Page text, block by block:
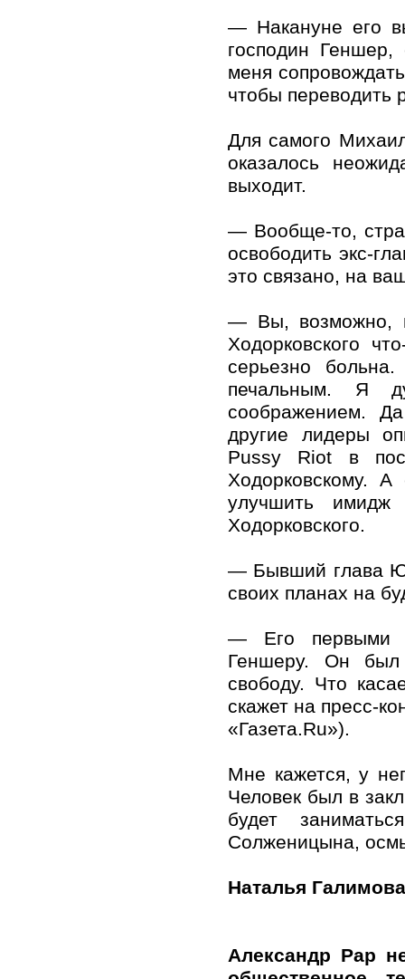
— Накануне его
господин Геншер,
меня
чтобы переводить
Для самого
оказалось
выходит.
— Вообще-то,
освободить экс-
это связано, на
— Вы, возможно,
Ходорковского
серьезно
печальным. Я
соображением.
другие лидеры
Pussy Riot в
Ходорковскому.
улучшить
Ходорковского.
— Бывший глава
своих планах на
— Его первыми
Геншеру. Он был
свободу. Что
скажет на пресс-
«Газета.Ru»).
Мне кажется, у
Человек был в
будет
Солженицына,
Наталья
Александр Рар